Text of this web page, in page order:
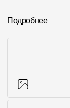
Подробнее